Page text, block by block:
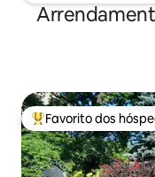
Favoritos dos
Favorito dos